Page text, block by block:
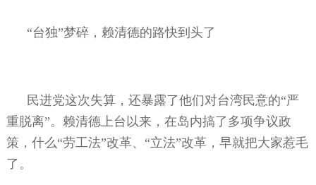
“台独”梦碎，赖清德的路快到头了
民进党这次失算，还暴露了他们对台湾民意的“严
重脱离”。赖清德上台以来，在岛内搞了多项争议政
策，什么“劳工法”改革、“立法”改革，早就把大家惹毛
了。